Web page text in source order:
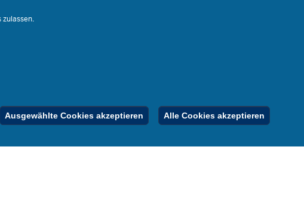
zulassen.
Ausgewählte Cookies akzeptieren Alle Cookies akzeptieren
Feed
Inhalt Impressum Datenschutz